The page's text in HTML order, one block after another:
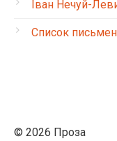
Іван Нечуй-
Список
© 2026 Проза